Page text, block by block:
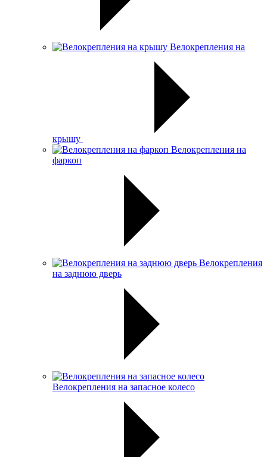
Велокрепления на
крышу
Велокрепления на
фаркоп
Велокрепления
на заднюю дверь
Велокрепления на запасное колесо